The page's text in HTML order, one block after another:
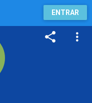
ENTRAR